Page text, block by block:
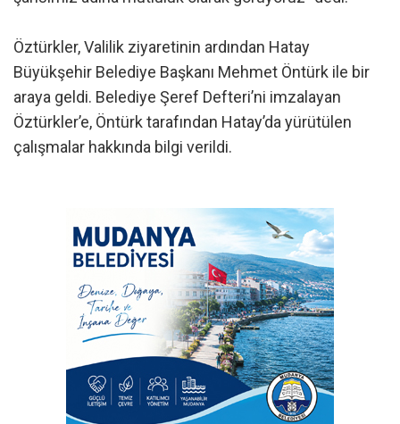
Öztürkler, Valilik ziyaretinin ardından Hatay
Büyükşehir Belediye Başkanı Mehmet Öntürk ile bir
araya geldi. Belediye Şeref Defteri’ni imzalayan
Öztürkler’e, Öntürk tarafından Hatay’da yürütülen
çalışmalar hakkında bilgi verildi.